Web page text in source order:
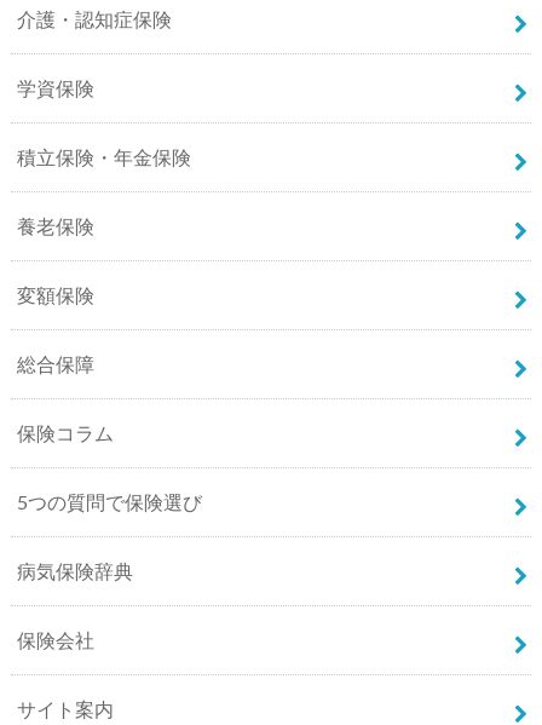
介護・認知症保険
学資保険
積立保険・年金保険
養老保険
変額保険
総合保障
保険コラム
5つの質問で保険選び
病気保険辞典
保険会社
サイト案内